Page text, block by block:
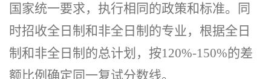
国家统一要求，执行相同的政策和标准。同
时招收全日制和非全日制的专业，根据全日
制和非全日制的总计划，按120%-150%的差
额比例确定同一复试分数线。